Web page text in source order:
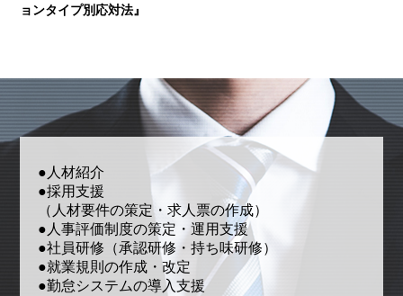
ョンタイプ別応対法』
●人材紹介
●採用支援
（人材要件の策定・求人票の作成）
●人事評価制度の策定・運用支援
●社員研修（承認研修・持ち味研修）
●就業規則の作成・改定
●勤怠システムの導入支援